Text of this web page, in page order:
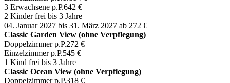
3 Erwachsene p.P.642 €
2 Kinder frei bis 3 Jahre
04. Januar 2027 bis 31. März 2027 ab 272 €
Classic Garden View (ohne Verpflegung)
Doppelzimmer p.P.272 €
Einzelzimmer p.P.545 €
1 Kind frei bis 3 Jahre
Classic Ocean View (ohne Verpflegung)
Doppelzimmer p.P.318 €